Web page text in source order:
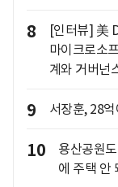
8
[인터뷰] 美
마이크로소
계와 거버넌
9 서장훈, 28
10
용산공원
에 주택 안